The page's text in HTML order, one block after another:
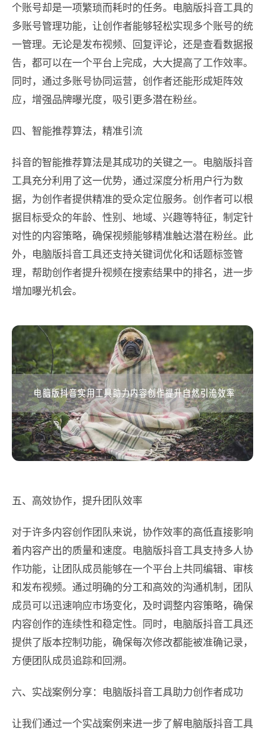
个账号却是一项繁琐而耗时的任务。电脑版抖音工具的
多账号管理功能，让创作者能够轻松实现多个账号的统
一管理。无论是发布视频、回复评论，还是查看数据报
告，都可以在一个平台上完成，大大提高了工作效率。
同时，通过多账号协同运营，创作者还能形成矩阵效
应，增强品牌曝光度，吸引更多潜在粉丝。
四、智能推荐算法，精准引流
抖音的智能推荐算法是其成功的关键之一。电脑版抖音
工具充分利用了这一优势，通过深度分析用户行为数
据，为创作者提供精准的受众定位服务。创作者可以根
据目标受众的年龄、性别、地域、兴趣等特征，制定针
对性的内容策略，确保视频能够精准触达潜在粉丝。此
外，电脑版抖音工具还支持关键词优化和话题标签管
理，帮助创作者提升视频在搜索结果中的排名，进一步
增加曝光机会。
五、高效协作，提升团队效率
对于许多内容创作团队来说，协作效率的高低直接影响
着内容产出的质量和速度。电脑版抖音工具支持多人协
作功能，让团队成员能够在一个平台上共同编辑、审核
和发布视频。通过明确的分工和高效的沟通机制，团队
成员可以迅速响应市场变化，及时调整内容策略，确保
内容创作的连续性和稳定性。同时，电脑版抖音工具还
提供了版本控制功能，确保每次修改都能被准确记录，
方便团队成员追踪和回溯。
六、实战案例分享：电脑版抖音工具助力创作者成功
让我们通过一个实战案例来进一步了解电脑版抖音工具